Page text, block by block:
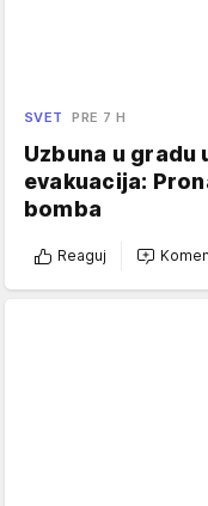
SVET PRE 7 H
Uzbuna u gradu
evakuacija:
bomba
Reaguj